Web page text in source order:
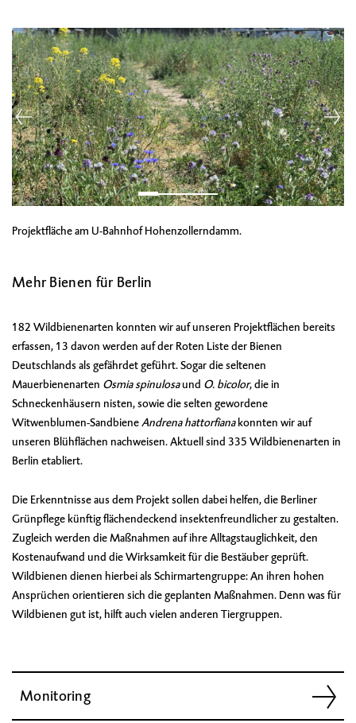
Projektfläche am U-Bahnhof Hohenzollerndamm.
Mehr Bienen für Berlin
182 Wildbienenarten konnten wir auf unseren Projektflächen bereits
erfassen, 13 davon werden auf der Roten Liste der Bienen
Deutschlands als gefährdet geführt. Sogar die seltenen
Mauerbienenarten Osmia spinulosaund O. bicolor, die in
Schneckenhäusern nisten, sowie die selten gewordene
Witwenblumen-SandbieneAndrena hattorfianakonnten wir auf
unseren Blühflächen nachweisen. Aktuell sind 335 Wildbienenarten in
Berlin etabliert.
Die Erkenntnisse aus dem Projekt sollen dabei helfen, die Berliner
Grünpflege künftig flächendeckend insektenfreundlicher zu gestalten.
Zugleich werden die Maßnahmen auf ihre Alltagstauglichkeit, den
Kostenaufwand und die Wirksamkeit für die Bestäuber geprüft.
Wildbienen dienen hierbei als Schirmartengruppe: An ihren hohen
Ansprüchen orientieren sich die geplanten Maßnahmen. Denn was für
Wildbienen gut ist, hilft auch vielen anderen Tiergruppen.
Monitoring